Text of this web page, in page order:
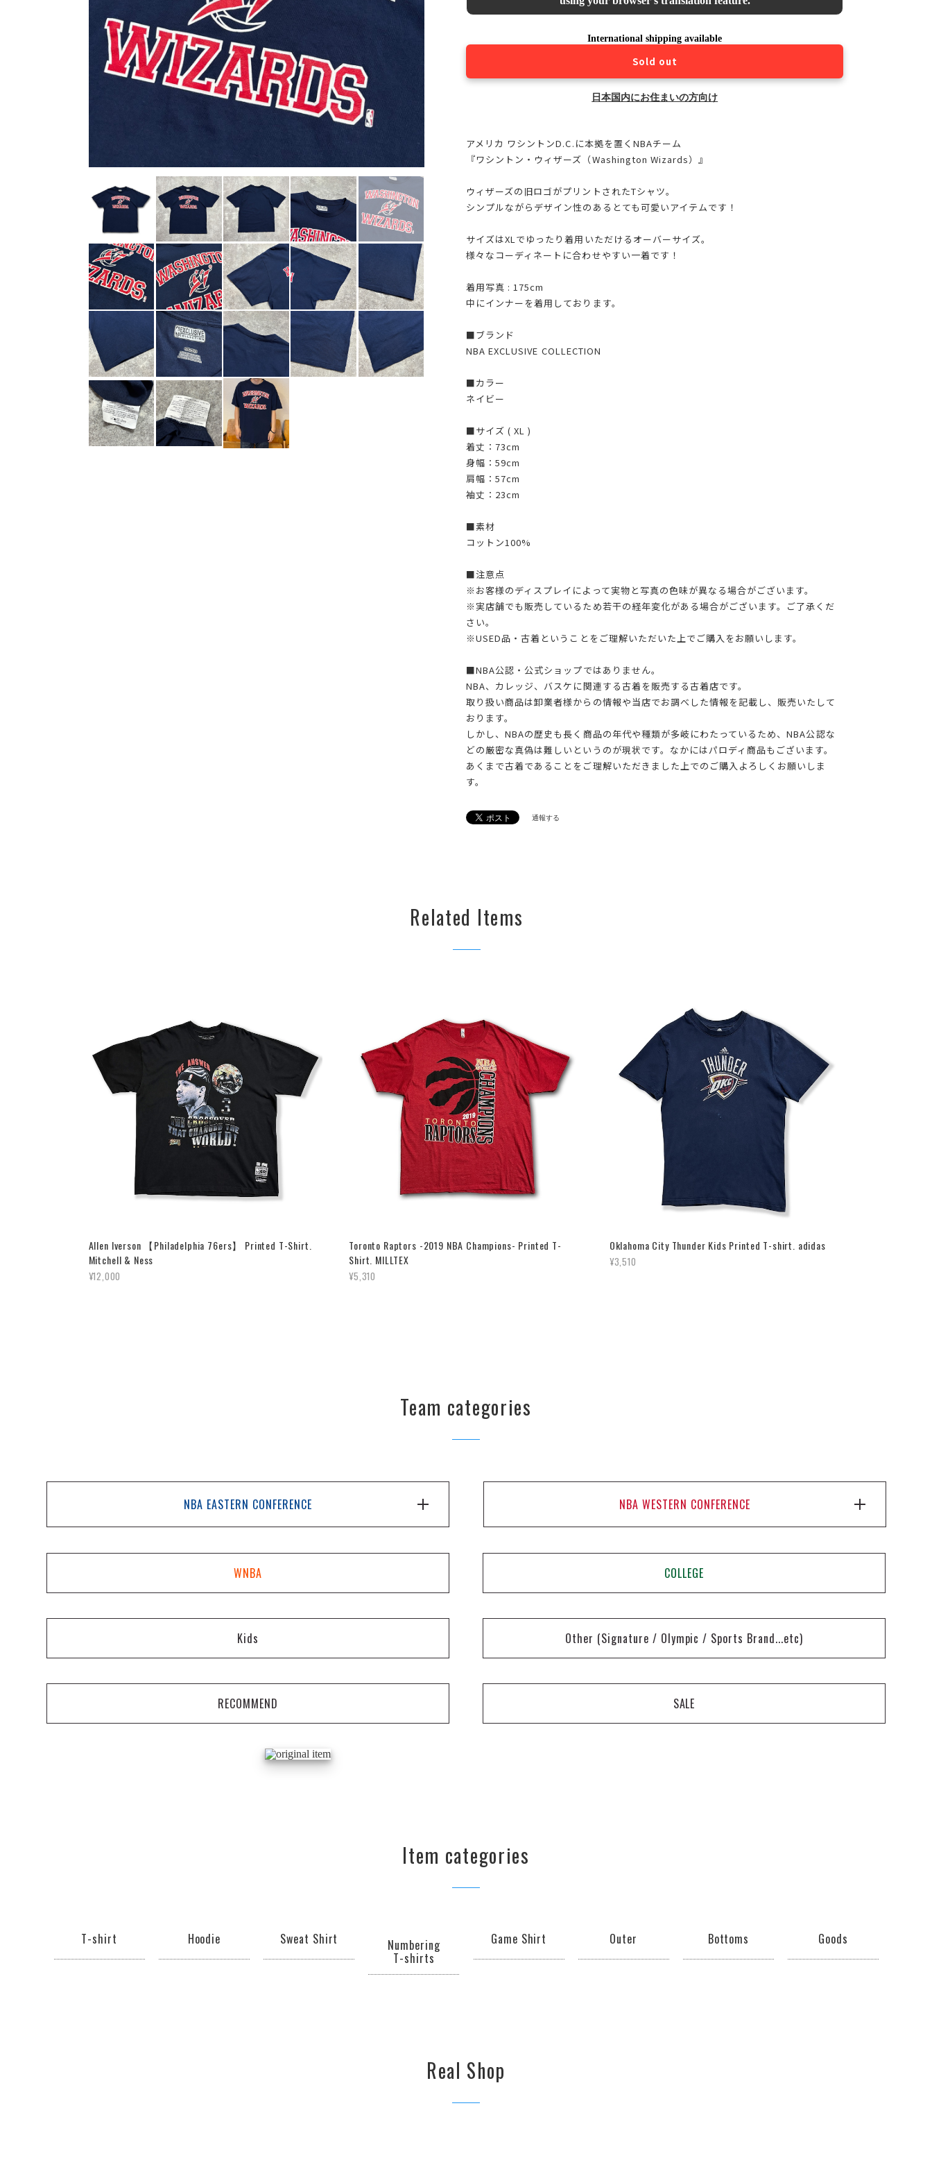
International shipping available
Sold out
日本国内にお住まいの方向け
アメリカ ワシントンD.C.に本拠を置くNBAチーム
『ワシントン・ウィザーズ（Washington Wizards）』
ウィザーズの旧ロゴがプリントされたTシャツ。
シンプルながらデザイン性のあるとても可愛いアイテムです！
サイズはXLでゆったり着用いただけるオーバーサイズ。
様々なコーディネートに合わせやすい一着です！
着用写真 : 175cm
中にインナーを着用しております。
■ブランド
NBA EXCLUSIVE COLLECTION
■カラー
ネイビー
■サイズ ( XL )
着丈：73cm
身幅：59cm
肩幅：57cm
袖丈：23cm
■素材
コットン100%
■注意点
※お客様のディスプレイによって実物と写真の色味が異なる場合がございます。
※実店舗でも販売しているため若干の経年変化がある場合がございます。ご了承くだ
さい。
※USED品・古着ということをご理解いただいた上でご購入をお願いします。
■NBA公認・公式ショップではありません。
NBA、カレッジ、バスケに関連する古着を販売する古着店です。
取り扱い商品は卸業者様からの情報や当店でお調べした情報を記載し、販売いたして
おります。
しかし、NBAの歴史も長く商品の年代や種類が多岐にわたっているため、NBA公認な
どの厳密な真偽は難しいというのが現状です。なかにはパロディ商品もございます。
あくまで古着であることをご理解いただきました上でのご購入よろしくお願いしま
す。
通報する
Related Items
Allen Iverson 【Philadelphia 76ers】 Printed T-Shirt.
Mitchell & Ness
¥12,000
Toronto Raptors -2019 NBA Champions- Printed T-
Shirt. MILLTEX
¥5,310
Oklahoma City Thunder Kids Printed T-shirt. adidas
¥3,510
Team categories
NBA EASTERN CONFERENCE NBA WESTERN CONFERENCE
WNBA COLLEGE
Kids Other (Signature / Olympic / Sports Brand...etc)
RECOMMEND SALE
Item categories
T-shirt Hoodie Sweat Shirt Numbering
T-shirts
Game Shirt Outer Bottoms Goods
Real Shop